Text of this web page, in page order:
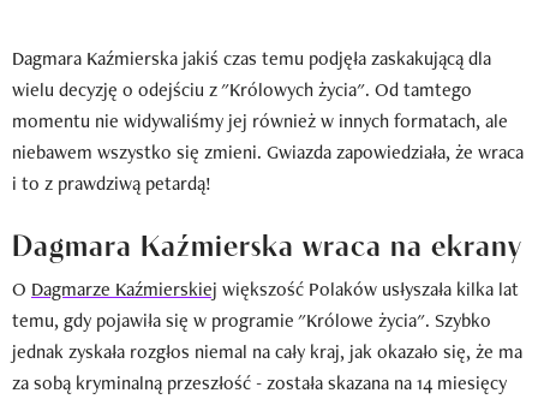
Dagmara Kaźmierska jakiś czas temu podjęła zaskakującą dla
wielu decyzję o odejściu z "Królowych życia". Od tamtego
momentu nie widywaliśmy jej również w innych formatach, ale
niebawem wszystko się zmieni. Gwiazda zapowiedziała, że wraca
i to z prawdziwą petardą!
Dagmara Kaźmierska wraca na ekrany
O Dagmarze Kaźmierskiej większość Polaków usłyszała kilka lat
temu, gdy pojawiła się w programie "Królowe życia". Szybko
jednak zyskała rozgłos niemal na cały kraj, jak okazało się, że ma
za sobą kryminalną przeszłość - została skazana na 14 miesięcy